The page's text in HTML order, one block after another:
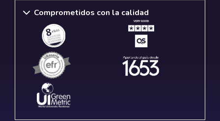
Comprometidos con la calidad